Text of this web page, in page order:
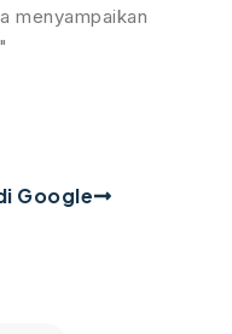
menyampaikan
Google